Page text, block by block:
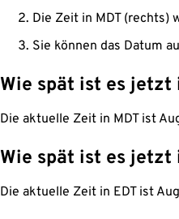
Die Zeit in MDT (rechts)
Sie können das Datum
Wie spät ist es jetzt
Die aktuelle Zeit in MDT ist
Wie spät ist es jetzt
Die aktuelle Zeit in EDT ist